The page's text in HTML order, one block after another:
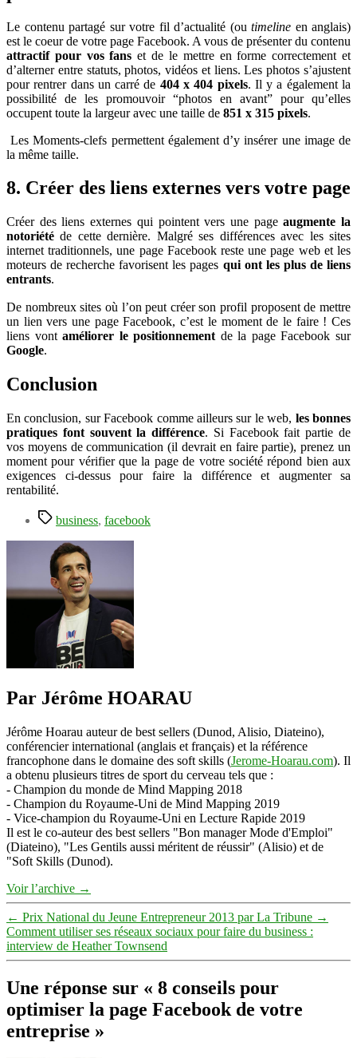
Le contenu partagé sur votre fil d’actualité (ou timeline en anglais)
est le coeur de votre page Facebook. A vous de présenter du contenu
attractif pour vos fans et de le mettre en forme correctement et
d’alterner entre statuts, photos, vidéos et liens. Les photos s’ajustent
pour rentrer dans un carré de 404 x 404 pixels. Il y a également la
possibilité de les promouvoir “photos en avant” pour qu’elles
occupent toute la largeur avec une taille de 851 x 315 pixels.
Les Moments-clefs permettent également d’y insérer une image de
la même taille.
8. Créer des liens externes vers votre page
Créer des liens externes qui pointent vers une pageaugmente la
notoriété de cette dernière. Malgré ses différences avec les sites
internet traditionnels, une page Facebook reste une page web et les
moteurs de recherche favorisent les pages qui ont les plus de liens
entrants.
De nombreux sites où l’on peut créer son profil proposent de mettre
un lien vers une page Facebook, c’est le moment de le faire ! Ces
liens vontaméliorer le positionnement de la page Facebook sur
Google.
Conclusion
En conclusion, sur Facebook comme ailleurs sur le web, les bonnes
pratiques font souvent la différence. Si Facebook fait partie de
vos moyens de communication (il devrait en faire partie), prenez un
moment pour vérifier que la page de votre société répond bien aux
exigences ci-dessus pour faire la différence et augmenter sa
rentabilité.
Étiquettes
business, facebook
Par Jérôme HOARAU
Jérôme Hoarau auteur de best sellers (Dunod, Alisio, Diateino),
conférencier international (anglais et français) et la référence
francophone dans le domaine des soft skills (Jerome-Hoarau.com). Il
a obtenu plusieurs titres de sport du cerveau tels que :
- Champion du monde de Mind Mapping 2018
- Champion du Royaume-Uni de Mind Mapping 2019
- Vice-champion du Royaume-Uni en Lecture Rapide 2019
Il est le co-auteur des best sellers "Bon manager Mode d'Emploi"
(Diateino), "Les Gentils aussi méritent de réussir" (Alisio) et de
"Soft Skills (Dunod).
Voir l’archive →
← Prix National du Jeune Entrepreneur 2013 par La Tribune →
Comment utiliser ses réseaux sociaux pour faire du business :
interview de Heather Townsend
Une réponse sur « 8 conseils pour
optimiser la page Facebook de votre
entreprise »